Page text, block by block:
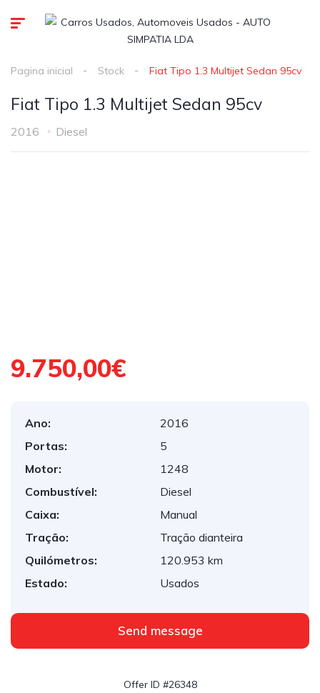
Pagina inicial Stock Fiat Tipo 1.3 Multijet Sedan 95cv
Fiat Tipo 1.3 Multijet Sedan 95cv
2016 Diesel
9.750,00€
Ano:
2016
Portas:
5
Motor:
1248
Combustível:
Diesel
Caixa:
Manual
Tração:
Tração dianteira
Quilómetros:
120.953 km
Estado:
Usados
Send message
Offer ID #26348